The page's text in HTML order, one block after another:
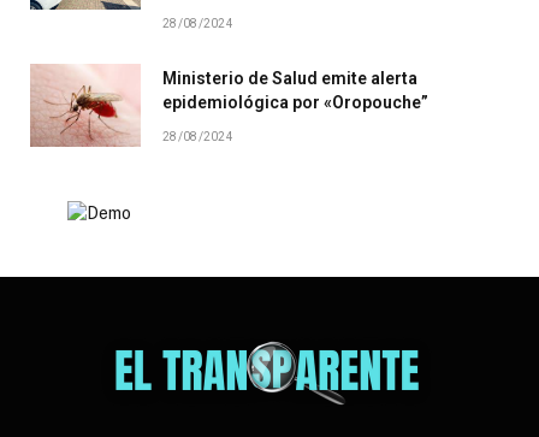
28/08/2024
Ministerio de Salud emite alerta
epidemiológica por «Oropouche”
28/08/2024